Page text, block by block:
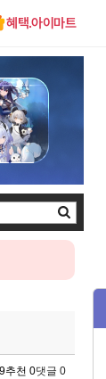
혜택.아이마트
검
색
추천 0댓글 0